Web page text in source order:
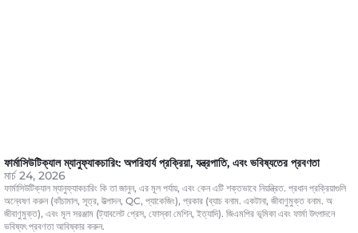
ফার্মাসিউটিক্যাল ম্যানুফ্যাকচারিং: অপরিহার্য প্রক্রিয়া, যন্ত্রপাতি, এবং ভবিষ্যতের প্রবণতা
মার্চ 24, 2026
ফার্মাসিউটিক্যাল ম্যানুফ্যাকচারিং কি তা জানুন, এর মূল পর্যায়, এবং কেন এটি শক্তভাবে নিয়ন্ত্রিত. প্রধান প্রক্রিয়াগুলি
অন্বেষণ করুন (কাঁচামাল, সূত্র, উত্পাদন, QC, প্যাকেজিং), প্রকার (ব্যাচ বনাম. একটানা, জীবাণুমুক্ত বনাম. অ
জীবাণুমুক্ত), এবং মূল সরঞ্জাম (ট্যাবলেট প্রেস, ফোস্কা মেশিন, ইত্যাদি). জিএমপির ভূমিকা এবং ফার্মা উৎপাদনে
ভবিষ্যৎ প্রবণতা আবিষ্কার করুন.